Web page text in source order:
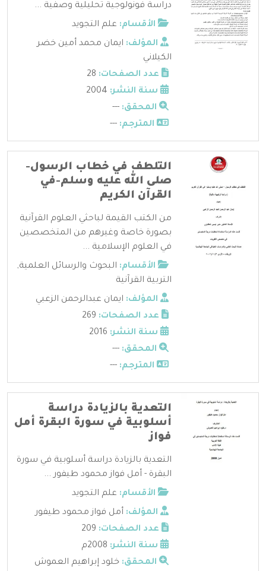
دراسة فونولوجية تحليلية وصفية ...
الأقسام: علم التجويد
المؤلف: ايمان محمد أمين خضر
الكيلاني
عدد الصفحات:
سنة النشر:
المحقق: ---
المترجم: ---
التلطف في خطاب الرسول-
صلى الله عليه وسلم-في
القرآن الكريم
من الكتب القيمة لباحثي العلوم القرآنية
بصورة خاصة وغيرهم من المتخصصين
في العلوم الإسلامية ...
الأقسام: البحوث والرسائل العلمية,
التربية القرآنية
المؤلف: ايمان عبدالرحمن الزعبي
عدد الصفحات:
سنة النشر:
المحقق: ---
المترجم: ---
التعدية بالزيادة دراسة
أسلوبية في سورة البقرة أمل
فواز
التعدية بالزيادة دراسة أسلوبية في سورة
البقرة - أمل فواز محمود طيفور ...
الأقسام: علم التجويد
المؤلف: أمل فواز محمود طيفور
عدد الصفحات:
سنة النشر:
المحقق: خلود إبراهيم العموش